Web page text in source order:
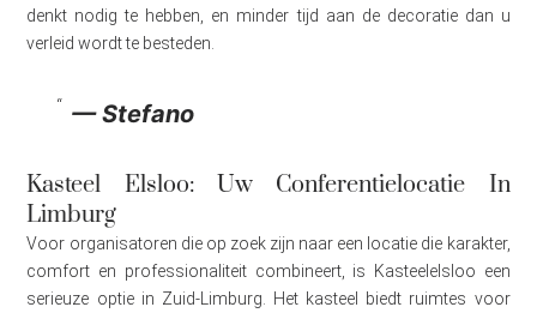
denkt nodig te hebben, en minder tijd aan de decoratie dan u
verleid wordt te besteden.
— Stefano
Kasteel Elsloo: Uw Conferentielocatie In
Limburg
Voor organisatoren die op zoek zijn naar een locatie die karakter,
comfort en professionaliteit combineert, is Kasteelelsloo een
serieuze optie in Zuid-Limburg. Het kasteel biedt ruimtes voor